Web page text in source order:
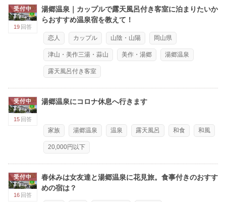
受付中
19 回答
湯郷温泉｜カップルで露天風呂付き客室に泊まりたいか
らおすすめ温泉宿を教えて！
恋人 カップル 山陰・山陽 岡山県
津山・美作三湯・蒜山 美作・湯郷 湯郷温泉
露天風呂付き客室
受付中
15 回答
湯郷温泉にコロナ休息へ行きます
家族 湯郷温泉 温泉 露天風呂 和食 和風
20,000円以下
受付中
16 回答
春休みは女友達と湯郷温泉に花見旅。食事付きのおすす
めの宿は？